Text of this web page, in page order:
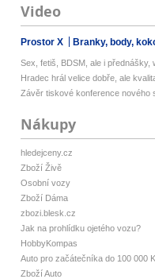
Video
Prostor X Branky, body,
Sex, fetiš, BDSM, ale i přednášky,
Hradec hrál velice dobře, ale
Závěr tiskové konference nového
Nákupy
hledejceny.cz
Zboží Živě
Osobní vozy
Zboží Dáma
zbozi.blesk.cz
Jak na prohlídku ojetého vozu?
HobbyKompas
Auto pro začátečníka do 100 000
Zboží Auto